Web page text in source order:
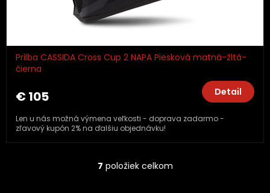
Prilba CASSIDA Cross Cup 2 NAPA Piesková matná-žltá-
čierna
€ 105 Detail
Len u nás možná výmena veľkosti - doprava zadarmo -
zľavový kupón 2% na ďalšiu objednávku!
O
7 položiek celkom